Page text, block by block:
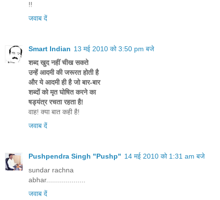
!!
जवाब दें
Smart Indian 13 मई 2010 को 3:50 pm बजे
शब्द खुद नहीं चीख सकते
उन्हें आदमी की जरूरत होती है
और ये आदमी ही है जो बार-बार
शब्दों को मृत घोषित करने का
षड्यंत्र रचता रहता है!
वाह! क्या बात कही है!
जवाब दें
Pushpendra Singh "Pushp" 14 मई 2010 को 1:31 am बजे
sundar rachna
abhar....................
जवाब दें